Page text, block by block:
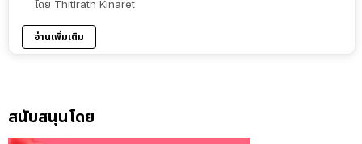
โดย Thitirath Kinaret
อ่านเพิ่มเติม
สนับสนุนโดย